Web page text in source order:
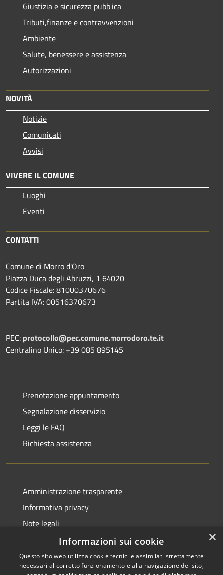
Giustizia e sicurezza pubblica
Tributi,finanze e contravvenzioni
Ambiente
Salute, benessere e assistenza
Autorizzazioni
NOVITÀ
Notizie
Comunicati
Avvisi
VIVERE IL COMUNE
Luoghi
Eventi
CONTATTI
Comune di Morro d'Oro
Piazza Duca degli Abruzzi, 1 64020
Codice Fiscale: 81000370676
Partita IVA: 00516370673
PEC: protocollo@pec.comune.morrodoro.te.it
Centralino Unico: +39 085 895145
Prenotazione appuntamento
Segnalazione disservizio
Leggi le FAQ
Richiesta assistenza
Amministrazione trasparente
Informativa privacy
Note legali
Dichiarazione di accessibilità
×
Informazioni sui cookie
Questo sito web utilizza cookie tecnici e assimilati strettamente
necessari al corretto funzionamento e alla navigazione del sito,